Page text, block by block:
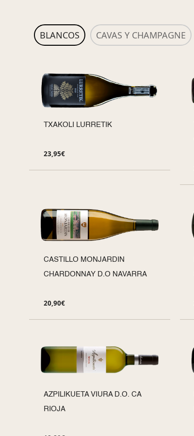
BLANCOS CAVAS Y CHAMPAGNE
TXAKOLI LURRETIK
23,95€
CASTILLO MONJARDIN
CHARDONNAY D.O NAVARRA
20,90€
AZPILIKUETA VIURA D.O. CA
RIOJA